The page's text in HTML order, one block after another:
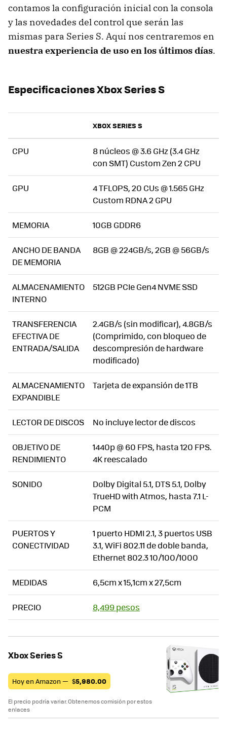
contamos la configuración inicial con la consola
y las novedades del control que serán las
mismas para Series S. Aquí nos centraremos en
nuestra experiencia de uso en los últimos días.
Especificaciones Xbox Series S
XBOX SERIES S
CPU
8 núcleos @ 3.6 GHz (3.4 GHz
con SMT) Custom Zen 2 CPU
GPU
4 TFLOPS, 20 CUs @ 1.565 GHz
Custom RDNA 2 GPU
MEMORIA 10GB GDDR6
ANCHO DE BANDA
DE MEMORIA
8GB @ 224GB/s, 2GB @ 56GB/s
ALMACENAMIENTO
INTERNO
512GB PCIe Gen4 NVME SSD
TRANSFERENCIA
EFECTIVA DE
ENTRADA/SALIDA
2.4GB/s (sin modificar), 4.8GB/s
(Comprimido, con bloqueo de
descompresión de hardware
modificado)
ALMACENAMIENTO
EXPANDIBLE
Tarjeta de expansión de 1TB
LECTOR DE DISCOS No incluye lector de discos
OBJETIVO DE
RENDIMIENTO
1440p @ 60 FPS, hasta 120 FPS.
4K reescalado
SONIDO
Dolby Digital 5.1, DTS 5.1, Dolby
TrueHD with Atmos, hasta 7.1 L-
PCM
PUERTOS Y
CONECTIVIDAD
1 puerto HDMI 2.1, 3 puertos USB
3.1, WiFi 802.11 de doble banda,
Ethernet 802.3 10/100/1000
MEDIDAS 6,5cm x 15,1cm x 27,5cm
PRECIO 8,499 pesos
Xbox Series S
Hoy en Amazon — $5,980.00
El precio podría variar. Obtenemos comisión por estos
enlaces